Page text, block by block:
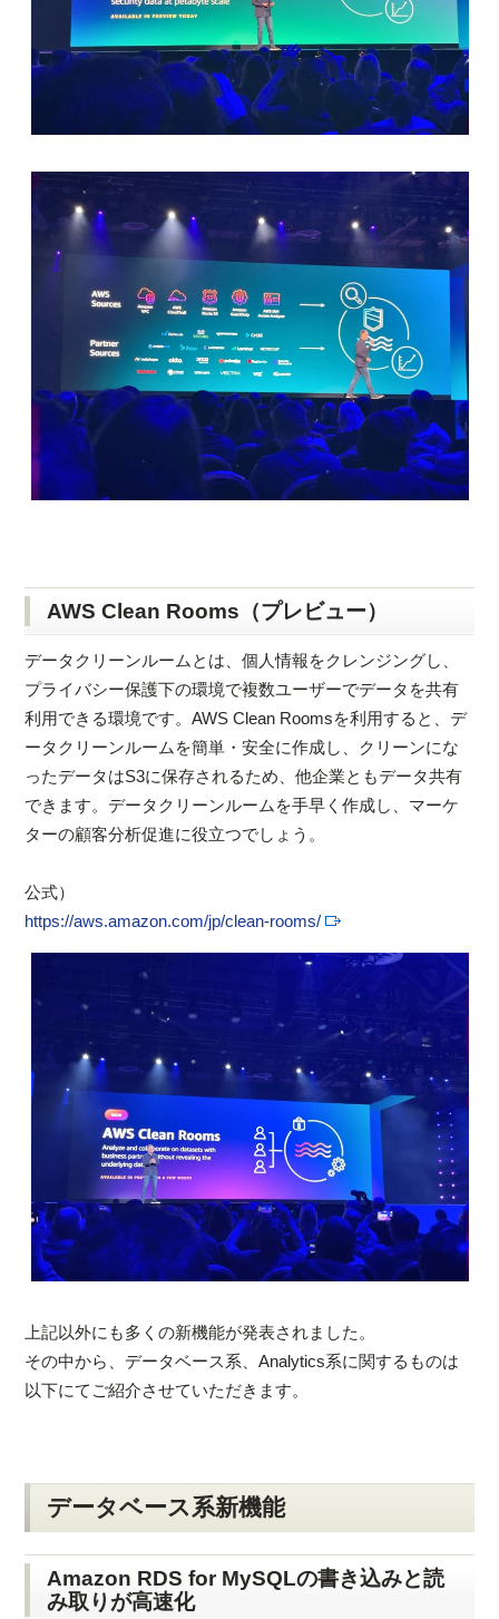
AWS Clean Rooms（プレビュー）
データクリーンルームとは、個人情報をクレンジングし、
プライバシー保護下の環境で複数ユーザーでデータを共有
利用できる環境です。AWS Clean Roomsを利用すると、デ
ータクリーンルームを簡単・安全に作成し、クリーンにな
ったデータはS3に保存されるため、他企業ともデータ共有
できます。データクリーンルームを手早く作成し、マーケ
ターの顧客分析促進に役立つでしょう。
公式）
https://aws.amazon.com/jp/clean-rooms/
上記以外にも多くの新機能が発表されました。
その中から、データベース系、Analytics系に関するものは
以下にてご紹介させていただきます。
データベース系新機能
Amazon RDS for MySQLの書き込みと読
み取りが高速化